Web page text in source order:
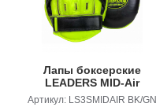
Лапы боксерские
LEADERS MID-Air
Артикул: LS3SMIDAIR BK/GN